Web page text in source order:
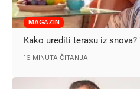
MAGAZIN
Kako urediti terasu iz
16 MINUTA ČITANJA